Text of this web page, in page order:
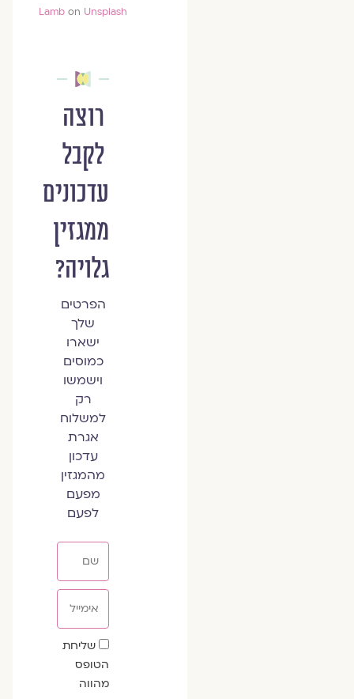
LambonUnsplash
רוצה
לקבל
עדכונים
ממגזין
גלויה?
הפרטים
שלך
ישארו
כמוסים
וישמשו
רק
למשלוח
אגרת
עדכון
מהמגזין
מפעם
לפעם
שדה
הסכמה
שליחת
הטופס
מהווה